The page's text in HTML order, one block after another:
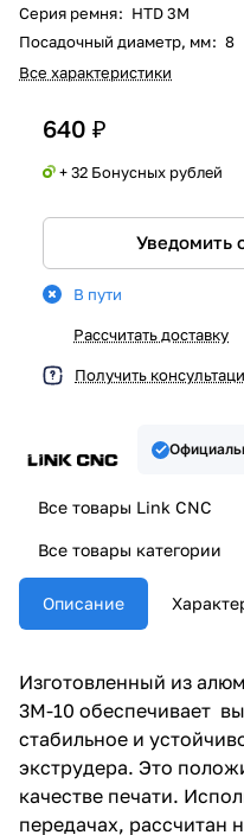
Серия ремня: HTD 3M
Посадочный диаметр, мм: 8
Все характеристики
640 ₽
+ 32 Бонусных рублей
Уведомить
В пути
Рассчитать доставку
Получить
Все товары Link CNC
Все товары категории
Описание
Изготовленный из
3M-10 обеспечивает
стабильное и
экструдера. Это
качестве печати.
передачах, рассчитан